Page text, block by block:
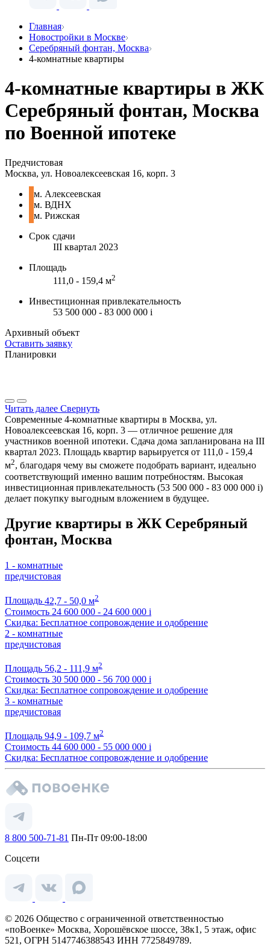
Главная
Новостройки в Москве
Серебряный фонтан, Москва
4-комнатные квартиры
4-комнатные квартиры в ЖК
Серебряный фонтан, Москва
по Военной ипотеке
Предчистовая
Москва, ул. Новоалексеевская 16, корп. 3
м. Алексеевская
м. ВДНХ
м. Рижская
Срок сдачи
III квартал 2023
Площадь
111,0 - 159,4 м2
Инвестиционная привлекательность
53 500 000 - 83 000 000 i
Архивный объект
Оставить заявку
Планировки
Читать далее Свернуть
Современные 4-комнатные квартиры в Москва, ул.
Новоалексеевская 16, корп. 3 — отличное решение для
участников военной ипотеки. Сдача дома запланирована на III
квартал 2023. Площадь квартир варьируется от 111,0 - 159,4
м2, благодаря чему вы сможете подобрать вариант, идеально
соответствующий именно вашим потребностям. Высокая
инвестиционная привлекательность (53 500 000 - 83 000 000 i)
делает покупку выгодным вложением в будущее.
Другие квартиры в ЖК Серебряный
фонтан, Москва
1 - комнатные
предчистовая
Площадь 42,7 - 50,0 м2
Стоимость 24 600 000 - 24 600 000 i
Скидка: Бесплатное сопровождение и одобрение
2 - комнатные
предчистовая
Площадь 56,2 - 111,9 м2
Стоимость 30 500 000 - 56 700 000 i
Скидка: Бесплатное сопровождение и одобрение
3 - комнатные
предчистовая
Площадь 94,9 - 109,7 м2
Стоимость 44 600 000 - 55 000 000 i
Скидка: Бесплатное сопровождение и одобрение
8 800 500-71-81 Пн-Пт 09:00-18:00
Соцсети
© 2026 Общество с ограниченной ответственностью
«поВоенке» Москва, Хорошёвское шоссе, 38к1, 5 этаж, офис
521, ОГРН 5147746388543 ИНН 7725849789.